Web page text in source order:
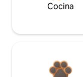
Cocina